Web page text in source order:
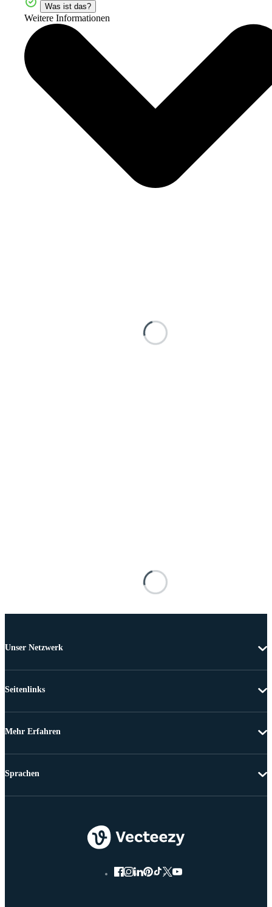
Was ist das?
Weitere Informationen
Unser Netzwerk
Seitenlinks
Mehr Erfahren
Sprachen